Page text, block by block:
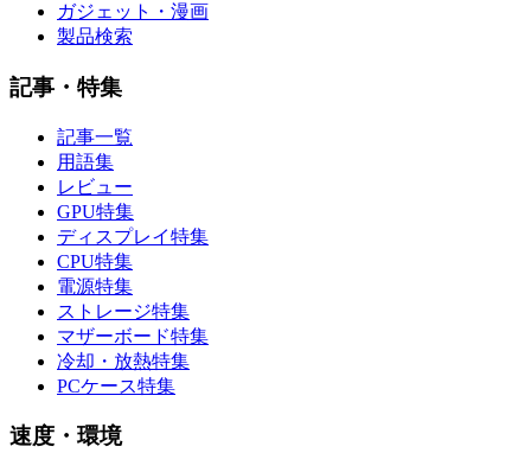
ガジェット・漫画
製品検索
記事・特集
記事一覧
用語集
レビュー
GPU特集
ディスプレイ特集
CPU特集
電源特集
ストレージ特集
マザーボード特集
冷却・放熱特集
PCケース特集
速度・環境